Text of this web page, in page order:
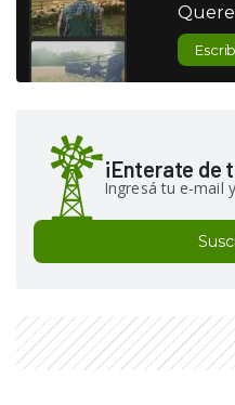
¡Enterate de
Ingresá tu e-mail